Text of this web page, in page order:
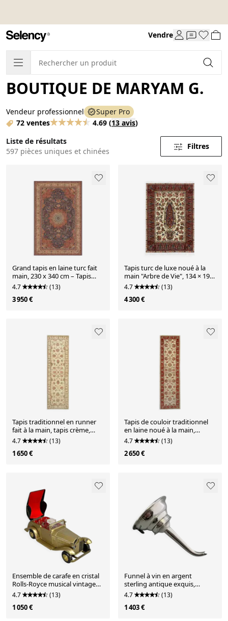
Vendre
BOUTIQUE DE MARYAM G.
Vendeur professionnel
Super Pro
72 ventes
4.69 (13 avis)
Liste de résultats
597 pièces uniques et chinées
Filtres
Grand tapis en laine turc fait
main, 230 x 340 cm – Tapis
floral de luxe noué à la main
4.7 (13)
3 950 €
Tapis turc de luxe noué à la
main "Arbre de Vie", 134 × 196
cm, en laine et coton
4.7 (13)
4 300 €
Tapis traditionnel en runner
fait à la main, tapis crème,
tapis afghan gris, décoration
intérieure.
4.7 (13)
1 650 €
Tapis de couloir traditionnel
en laine noué à la main,
crème, rouge, tapis afghan
pour la maison.
4.7 (13)
2 650 €
Ensemble de carafe en cristal
Rolls-Royce musical vintage
avec 4 verres à shot ESM,
cadeau de luxe pour bar.
4.7 (13)
1 050 €
Funnel à vin en argent
sterling antique exquis,
poinçonné, doré, de qualité
4.7 (13)
1 403 €